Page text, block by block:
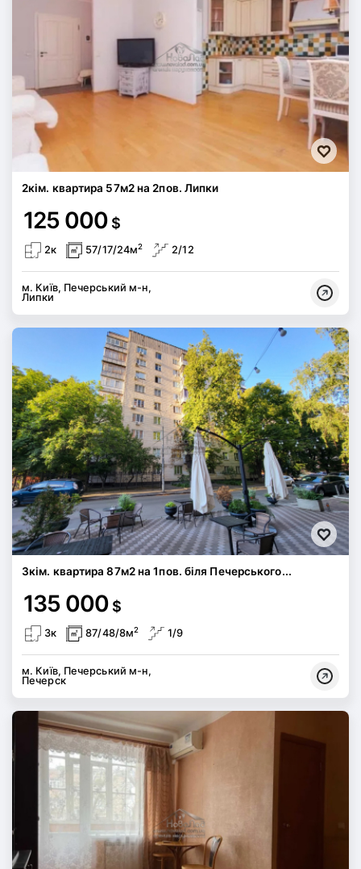
2кім. квартира 57м2 на 2пов. Липки
125 000 $
2к 57/17/24м2 2/12
м. Київ, Печерський м-н,
Липки
3кім. квартира 87м2 на 1пов. біля Печерського...
135 000 $
3к 87/48/8м2 1/9
м. Київ, Печерський м-н,
Печерск